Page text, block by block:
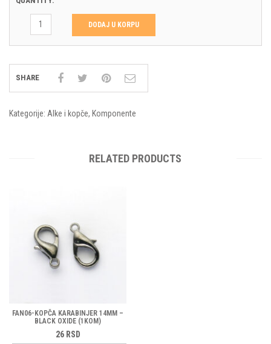
DODAJ U KORPU
SHARE
Kategorije: Alke i kopče, Komponente
RELATED PRODUCTS
FAN06-KOPČA KARABINJER 14MM –
BLACK OXIDE (1KOM)
26 RSD